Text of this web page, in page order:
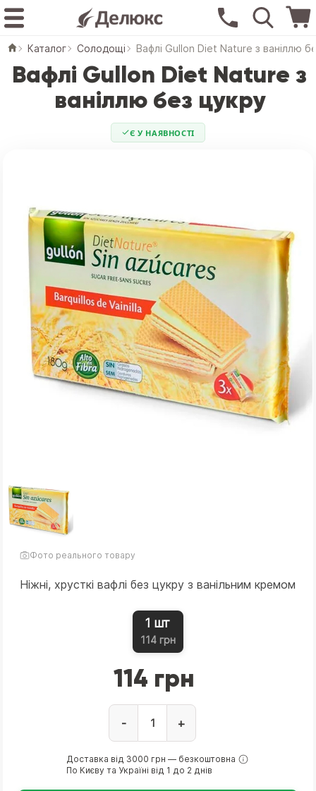
Каталог Солодощі Вафлі Gullon Diet Nature з ваніллю
Вафлі Gullon Diet Nature з
ваніллю без цукру
Є У НАЯВНОСТІ
Фото реального товару
Ніжні, хрусткі вафлі без цукру з ванільним кремом
1 шт
114 грн
114 грн
- +
Доставка від 3000 грн — безкоштовна
По Києву та Україні від 1 до 2 днів